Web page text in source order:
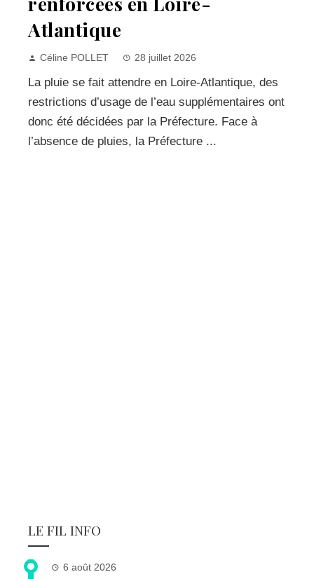
Atlantique
Céline POLLET 28 juillet 2026
La pluie se fait attendre en Loire-Atlantique, des
restrictions d’usage de l’eau supplémentaires ont
donc été décidées par la Préfecture. Face à
l’absence de pluies, la Préfecture ...
LE FIL INFO
6 août 2026